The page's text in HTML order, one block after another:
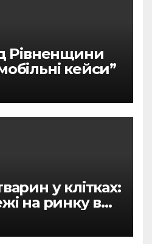
Рівненщини
кейси”
у клітках:
на ринку в